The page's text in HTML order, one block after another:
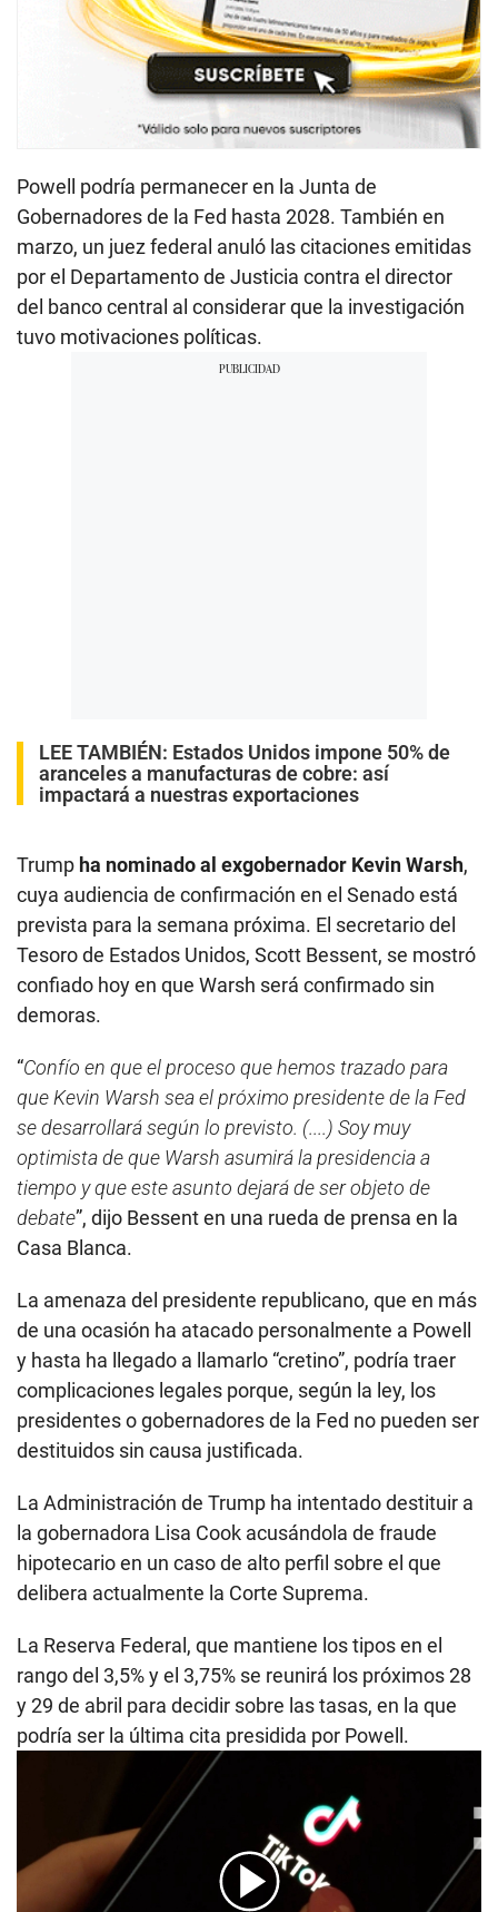
Powell podría permanecer en la Junta de
Gobernadores de la Fed hasta 2028. También en
marzo, un juez federal anuló las citaciones emitidas
por el Departamento de Justicia contra el director
del banco central al considerar que la investigación
tuvo motivaciones políticas.
LEE TAMBIÉN: Estados Unidos impone 50% de
aranceles a manufacturas de cobre: así
impactará a nuestras exportaciones
Trump ha nominado al exgobernador Kevin Warsh,
cuya audiencia de confirmación en el Senado está
prevista para la semana próxima. El secretario del
Tesoro de Estados Unidos, Scott Bessent, se mostró
confiado hoy en que Warsh será confirmado sin
demoras.
“Confío en que el proceso que hemos trazado para
que Kevin Warsh sea el próximo presidente de la Fed
se desarrollará según lo previsto. (....) Soy muy
optimista de que Warsh asumirá la presidencia a
tiempo y que este asunto dejará de ser objeto de
debate”, dijo Bessent en una rueda de prensa en la
Casa Blanca.
La amenaza del presidente republicano, que en más
de una ocasión ha atacado personalmente a Powell
y hasta ha llegado a llamarlo “cretino”, podría traer
complicaciones legales porque, según la ley, los
presidentes o gobernadores de la Fed no pueden ser
destituidos sin causa justificada.
La Administración de Trump ha intentado destituir a
la gobernadora Lisa Cook acusándola de fraude
hipotecario en un caso de alto perfil sobre el que
delibera actualmente la Corte Suprema.
La Reserva Federal, que mantiene los tipos en el
rango del 3,5% y el 3,75% se reunirá los próximos 28
y 29 de abril para decidir sobre las tasas, en la que
podría ser la última cita presidida por Powell.